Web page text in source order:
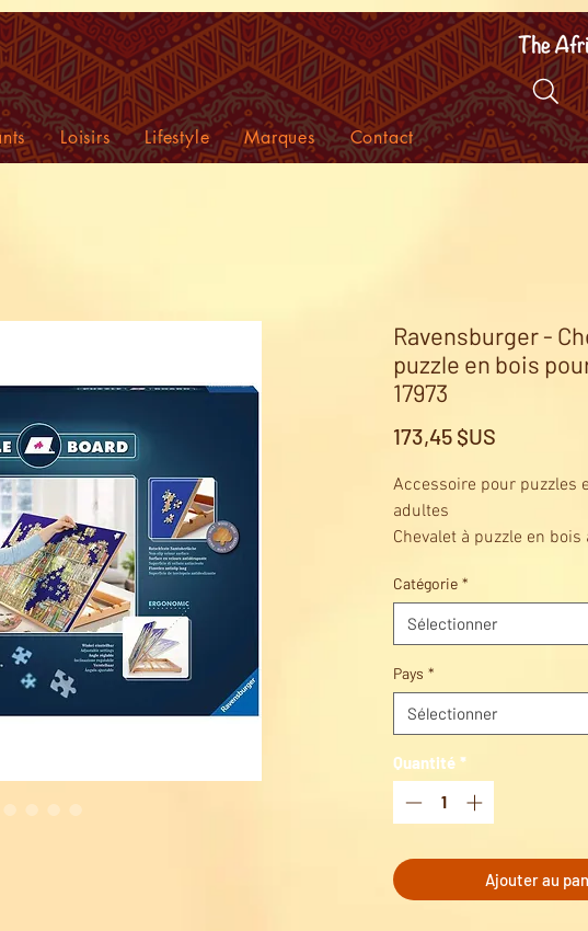
Loisirs Lifestyle Marques Contact
Ravensburger -
puzzle en bois
17973
173,45 $US
Accessoire pour puzzles
adultes
Chevalet à puzzle en
Montez, Réalisez, Rangez
Catégorie *
Sélectionner
Pays *
Sélectionner
Quantité *
Ajouter au